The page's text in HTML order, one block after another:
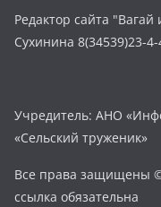
Редактор сайта
Сухинина 8(34539)23-4-
Учредитель: АНО
«Сельский труженик»
Все права защищены
ссылка обязательна